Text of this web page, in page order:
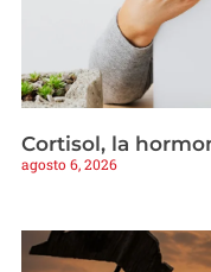
Cortisol, la
agosto 6, 2026